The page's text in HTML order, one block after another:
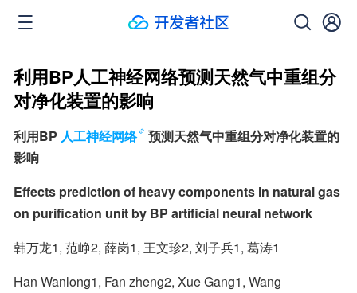
利用BP人工神经网络预测天然气中重组分
对净化装置的影响
利用BP 人工神经网络
预测天然气中重组分对净化装置的
影响
Effects prediction of heavy components in natural gas
on purification unit by BP artificial neural network
韩万龙1, 范峥2, 薛岗1, 王文珍2, 刘子兵1, 葛涛1
Han Wanlong1, Fan zheng2, Xue Gang1, Wang